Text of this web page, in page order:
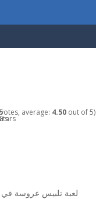
average: 4.50 out of 5)
لعبة تلبيس عروسة في